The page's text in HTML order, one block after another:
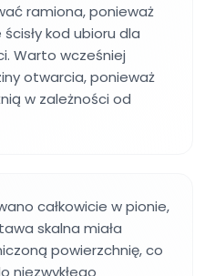
ramiona, ponieważ
kod ubioru dla
Warto wcześniej
otwarcia, ponieważ
w zależności od
całkowicie w pionie,
skalna miała
powierzchnię, co
niezwykłego